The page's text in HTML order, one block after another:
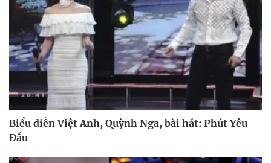
Biểu diễn Việt Anh, Quỳnh Nga, bài hát: Phút Yêu
Đầu